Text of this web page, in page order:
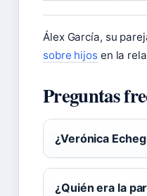
Álex García, su
sobre hijosen la
Preguntas
¿Verónica
¿Quién era la